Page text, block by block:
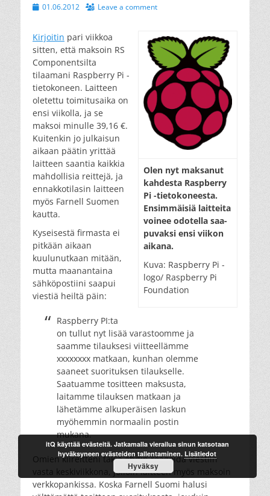
Posted
01.06.2012 Leave a comment
Olen nyt mak­sa­nut
kah­des­ta Rasp­berry
Pi -tie­to­ko­nees­ta.
En­sim­mäi­siä lait­tei­ta
voi­nee odo­tel­la saa­
pu­vak­si en­si vii­kon
ai­ka­na.
Kuva: Raspberry Pi -
logo/ Rasp­berry Pi
Foun­da­tion
Kirjoitin pari viikkoa
sitten, että maksoin RS
Componentsilta
tilaamani Raspberry Pi -
tietokoneen. Laitteen
oletettu toimitusaika on
ensi viikolla, ja se
maksoi minulle 39,16 €.
Kuitenkin jo julkaisun
aikaan päätin yrittää
laitteen saantia kaikkia
mahdollisia reittejä, ja
ennakkotilasin laitteen
myös Farnell Suomen
kautta.
Kyseisestä firmasta ei
pitkään aikaan
kuulunutkaan mitään,
mutta maanantaina
sähköpostiini saapui
viestiä heiltä päin:
Raspberry PI:ta
on tullut nyt lisää varastoomme ja
saamme tilauksesi viitteellämme
xxxxxxxx matkaan, kunhan olemme
saaneet suorituksen tilaukselle.
Saatuamme tositteen maksusta,
laitamme tilauksen matkaan ja
lähetämme alkuperäisen laskun
myöhemmin normaalin postin
mukana.
Omien kiireitteni takia ehdin reagoida viestiin
vasta keskiviikkona, jolloin laitteen myös maksoin
verkkopankissa. Koska Farnell Suomi halusi
itQ käyttää evästeitä. Jatkamalla vierailua sinun katsotaan
hyväksyneen evästeiden tallentaminen.Lisätiedot
Hyväksy